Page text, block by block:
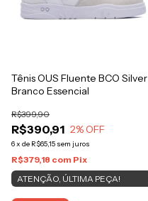
Tênis OUS Fluente BCO Silver
Branco Essencial
R$390,91
R$399,90
2% OFF
6x de R$65,15 sem juros
R$379,18 com Pix
ATENÇÃO, ÚLTIMA PEÇA!